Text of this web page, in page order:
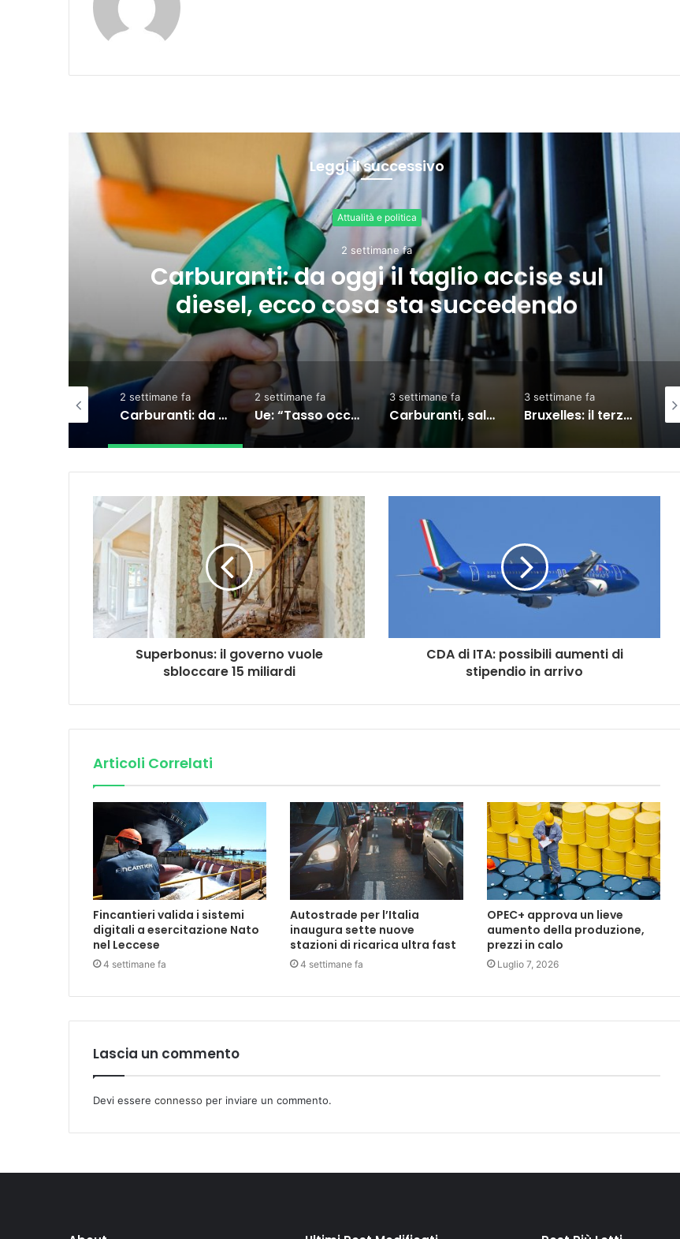
Leggi il successivo
accise sul
Economia
2 settimane fa
Ue: “Tasso occupazione al
indietro su formazione e
2 settimane fa
Carburanti: da oggi il taglio accise sul diesel, ecco cosa sta succedendo
2 settimane fa
Ue: “Tasso occupazione al 76,3%, ma indietro su formazione e povertà”
3 settimane fa
Carburanti, salgono prezzi: diesel self vola oltre i 2 euro al litro
3 settimane fa
Bruxelles: il terzo Consiglio sul commercio Ue-India, partnership rafforzata
4 giorni fa
Superbonus: il governo vuole
sbloccare 15 miliardi
CDA di ITA: possibili aumenti di
stipendio in arrivo
Articoli Correlati
Fincantieri valida i sistemi
digitali a esercitazione Nato
nel Leccese
4 settimane fa
Autostrade per l’Italia
inaugura sette nuove
stazioni di ricarica ultra fast
4 settimane fa
OPEC+ approva un lieve
aumento della produzione,
prezzi in calo
Luglio 7, 2026
Lascia un commento
Devi essere connesso per inviare un commento.